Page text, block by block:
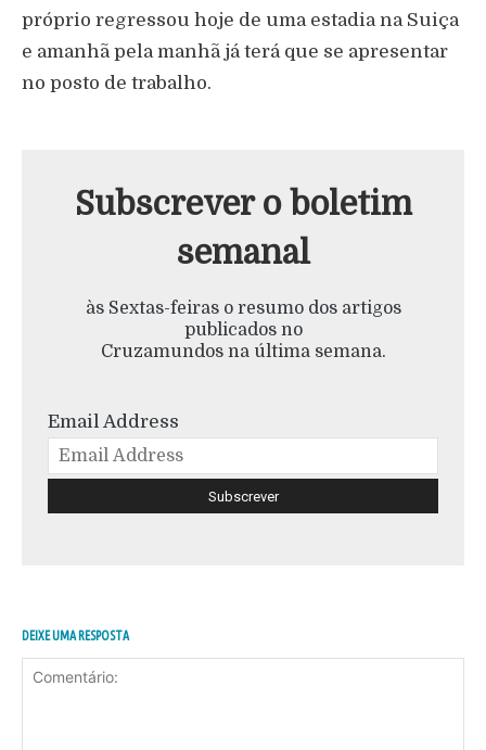
próprio regressou hoje de uma estadia na Suiça
e amanhã pela manhã já terá que se apresentar
no posto de trabalho.
Subscrever o boletim
semanal
às Sextas-feiras o resumo dos artigos
publicados no
Cruzamundos na última semana.
Email Address
DEIXE UMA RESPOSTA